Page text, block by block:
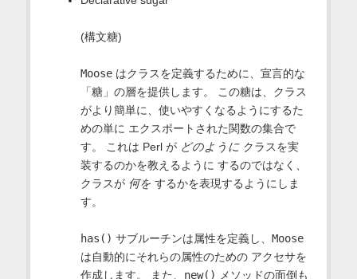
(構文糖)
Mooseはクラスを定義するために、宣言的な
「糖」の層を提供します。 この糖は、クラス
がより簡単に、使いやすくなるようにするた
めの単に エクスポートされた関数の集合で
す。 これは Perl が どのようにクラスを実
装するのかを教えるように するのではなく、
クラスが 何を するかを表現するようにしま
す。
has() サブルーチンは属性を定義し、 Moose
は自動的にそれらの属性のための アクセサを
作成します。 また、 new() メソッドの面倒も